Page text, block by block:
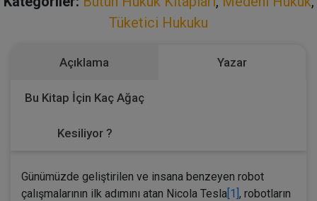
Tüketici Hukuku
Açıklama Yazar
Bu Kitap İçin Kaç Ağaç
Kesiliyor ?
Günümüzde geliştirilen ve insana benzeyen robot
çalışmalarının ilk adımını atan Nicola Tesla [1] , robotların